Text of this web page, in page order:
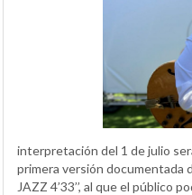
interpretación del 1 de julio
primera versión documentada
JAZZ 4’33’’, al que el público